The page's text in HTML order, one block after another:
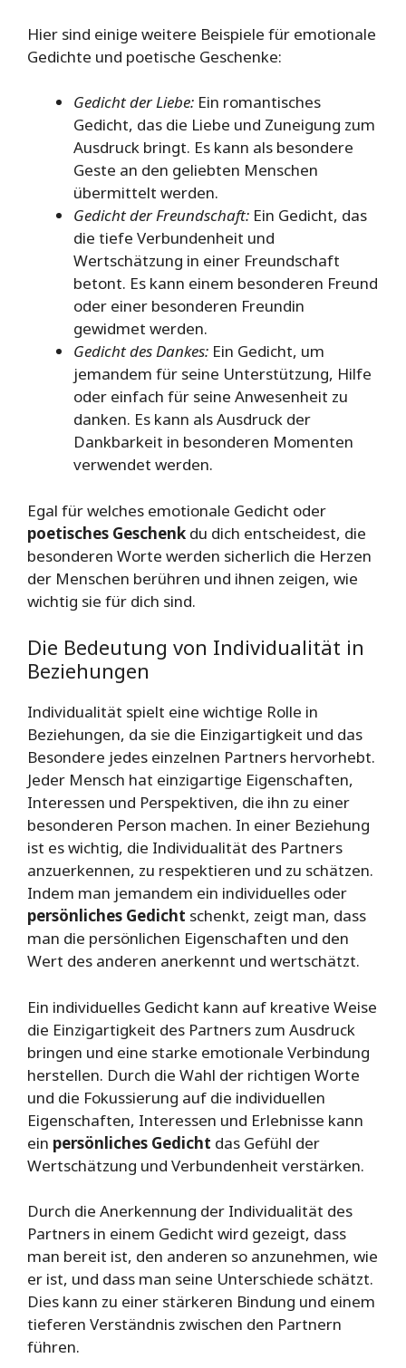
Hier sind einige weitere Beispiele für emotionale
Gedichte und poetische Geschenke:
Gedicht der Liebe: Ein romantisches
Gedicht, das die Liebe und Zuneigung zum
Ausdruck bringt. Es kann als besondere
Geste an den geliebten Menschen
übermittelt werden.
Gedicht der Freundschaft: Ein Gedicht, das
die tiefe Verbundenheit und
Wertschätzung in einer Freundschaft
betont. Es kann einem besonderen Freund
oder einer besonderen Freundin
gewidmet werden.
Gedicht des Dankes: Ein Gedicht, um
jemandem für seine Unterstützung, Hilfe
oder einfach für seine Anwesenheit zu
danken. Es kann als Ausdruck der
Dankbarkeit in besonderen Momenten
verwendet werden.
Egal für welches emotionale Gedicht oder
poetisches Geschenk du dich entscheidest, die
besonderen Worte werden sicherlich die Herzen
der Menschen berühren und ihnen zeigen, wie
wichtig sie für dich sind.
Die Bedeutung von Individualität in
Beziehungen
Individualität spielt eine wichtige Rolle in
Beziehungen, da sie die Einzigartigkeit und das
Besondere jedes einzelnen Partners hervorhebt.
Jeder Mensch hat einzigartige Eigenschaften,
Interessen und Perspektiven, die ihn zu einer
besonderen Person machen. In einer Beziehung
ist es wichtig, die Individualität des Partners
anzuerkennen, zu respektieren und zu schätzen.
Indem man jemandem ein individuelles oder
persönliches Gedicht schenkt, zeigt man, dass
man die persönlichen Eigenschaften und den
Wert des anderen anerkennt und wertschätzt.
Ein individuelles Gedicht kann auf kreative Weise
die Einzigartigkeit des Partners zum Ausdruck
bringen und eine starke emotionale Verbindung
herstellen. Durch die Wahl der richtigen Worte
und die Fokussierung auf die individuellen
Eigenschaften, Interessen und Erlebnisse kann
ein persönliches Gedicht das Gefühl der
Wertschätzung und Verbundenheit verstärken.
Durch die Anerkennung der Individualität des
Partners in einem Gedicht wird gezeigt, dass
man bereit ist, den anderen so anzunehmen, wie
er ist, und dass man seine Unterschiede schätzt.
Dies kann zu einer stärkeren Bindung und einem
tieferen Verständnis zwischen den Partnern
führen.